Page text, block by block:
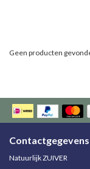
Geen producten
Contactgegevens
Natuurlijk ZUIVER